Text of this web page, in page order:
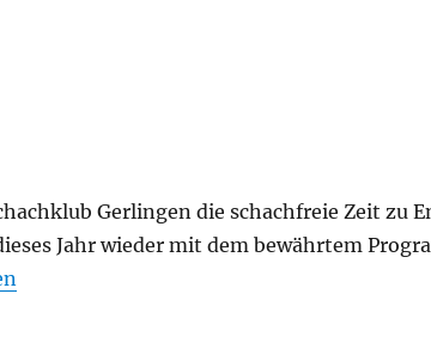
Gerlingen die schachfreie Zeit zu
Jahr wieder mit dem bewährtem
Straßenfest 2012“